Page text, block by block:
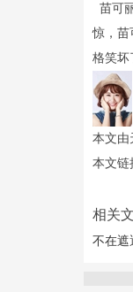
苗可
惊，苗
格笑坏
本文由
本文链
相关
不在遮